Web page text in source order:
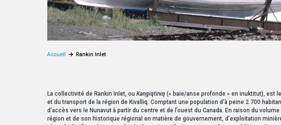
Accueil Rankin Inlet
La collectivité de Rankin Inlet, ouKangiqtiniq (« baie/anse profonde » en inuktitut), est
et du transport de la région de Kivalliq. Comptant une population d’à peine 2 700
d’accès vers le Nunavut à partir du centre et de l’ouest du Canada. En raison du
région et de son historique régional en matière de gouvernement, d’exploitation